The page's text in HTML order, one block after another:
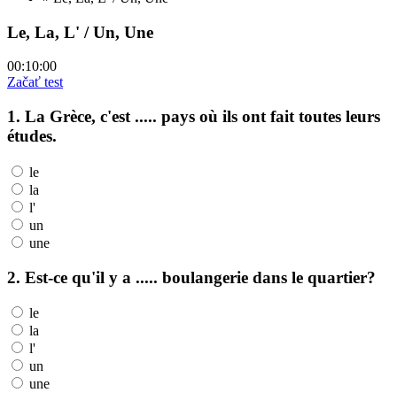
Le, La, L' / Un, Une
00:10:00
Začať test
1. La Grèce, c'est ..... pays où ils ont fait toutes leurs
études.
le
la
l'
un
une
2. Est-ce qu'il y a ..... boulangerie dans le quartier?
le
la
l'
un
une